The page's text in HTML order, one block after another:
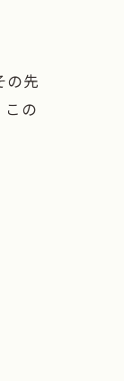
の先
この